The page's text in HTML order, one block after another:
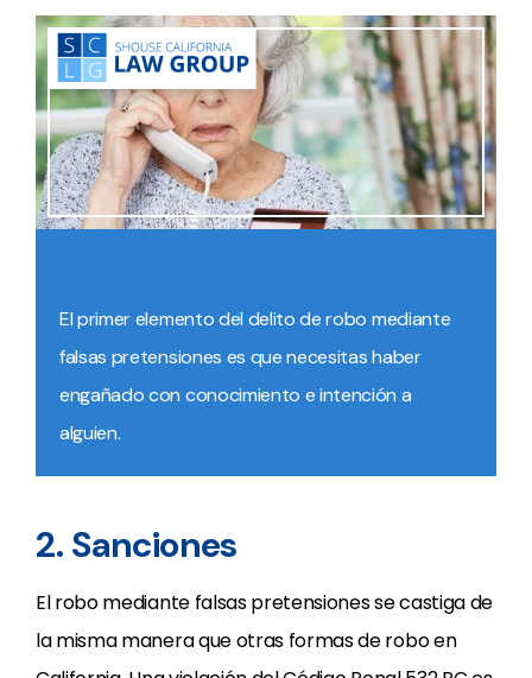
El primer elemento del delito de robo mediante
falsas pretensiones es que necesitas haber
engañado con conocimiento e intención a
alguien.
2. Sanciones
El robo mediante falsas pretensiones se castiga de
la misma manera que otras formas de robo en